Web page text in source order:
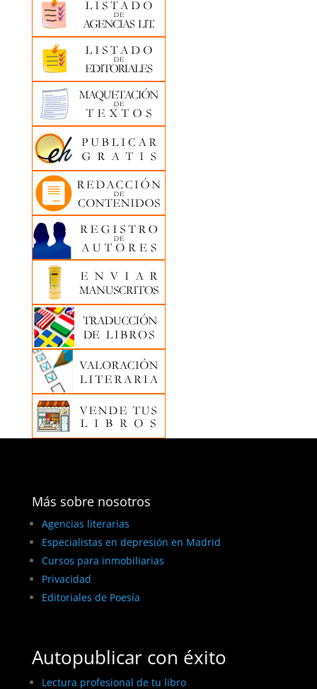
Más sobre nosotros
Agencias literarias
Especialistas en depresión en Madrid
Cursos para inmobiliarias
Privacidad
Editoriales de Poesía
Autopublicar con éxito
Lectura profesional de tu libro